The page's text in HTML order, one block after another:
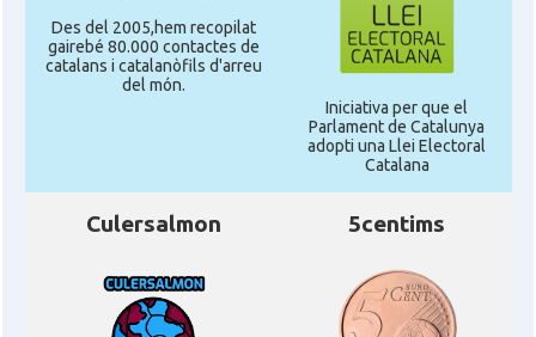
Des del 2005,hem recopilat
gairebé 80.000 contactes de
catalans i catalanòfils d'arreu
del món.
Iniciativa per que el
Parlament de Catalunya
adopti una Llei Electoral
Catalana
Culersalmon 5centims